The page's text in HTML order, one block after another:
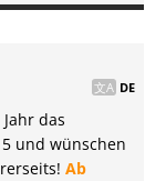
DE
das
und wünschen
Ab